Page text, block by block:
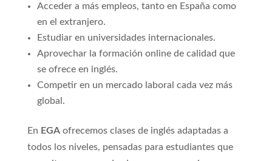
Acceder a más empleos, tanto en España como
en el extranjero.
Estudiar en universidades internacionales.
Aprovechar la formación online de calidad que
se ofrece en inglés.
Competir en un mercado laboral cada vez más
global.
En EGAofrecemos clases de inglés adaptadas a
todos los niveles, pensadas para estudiantes que